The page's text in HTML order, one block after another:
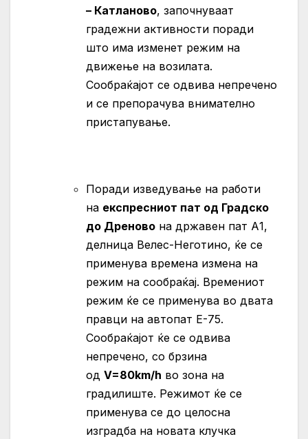
– Катланово, започнуваат
градежни активности поради
што има изменет режим на
движење на возилата.
Сообраќајот се одвива непречено
и се препорачува внимателно
пристапување.
Поради изведување на работи
на експресниот пат од Градско
до Дреново на државен пат А1,
делница Велес-Неготино, ќе се
применува времена измена на
режим на сообраќај. Времениот
режим ќе се применува во двата
правци на автопат Е-75.
Сообраќајот ќе се одвива
непречено, со брзина
од V=80km/h во зона на
градилиште. Режимот ќе се
применува се до целосна
изградба на новата клучка